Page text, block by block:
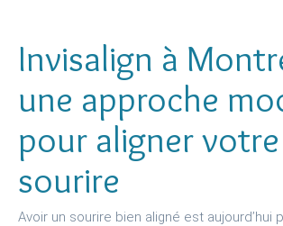
Invisalign à
une approche
pour aligner votre
sourire
Avoir un sourire bien aligné est aujourd’hui